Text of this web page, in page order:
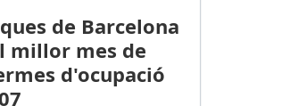
de Barcelona
millor mes de
d'ocupació